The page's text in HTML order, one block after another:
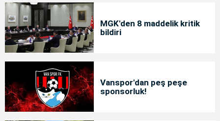
MGK'den 8 maddelik kritik
bildiri
Vanspor'dan peş peşe
sponsorluk!